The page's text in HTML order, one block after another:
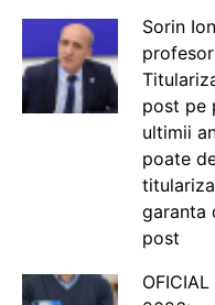
Sorin
post pe
ultimii
poate
garanta
post